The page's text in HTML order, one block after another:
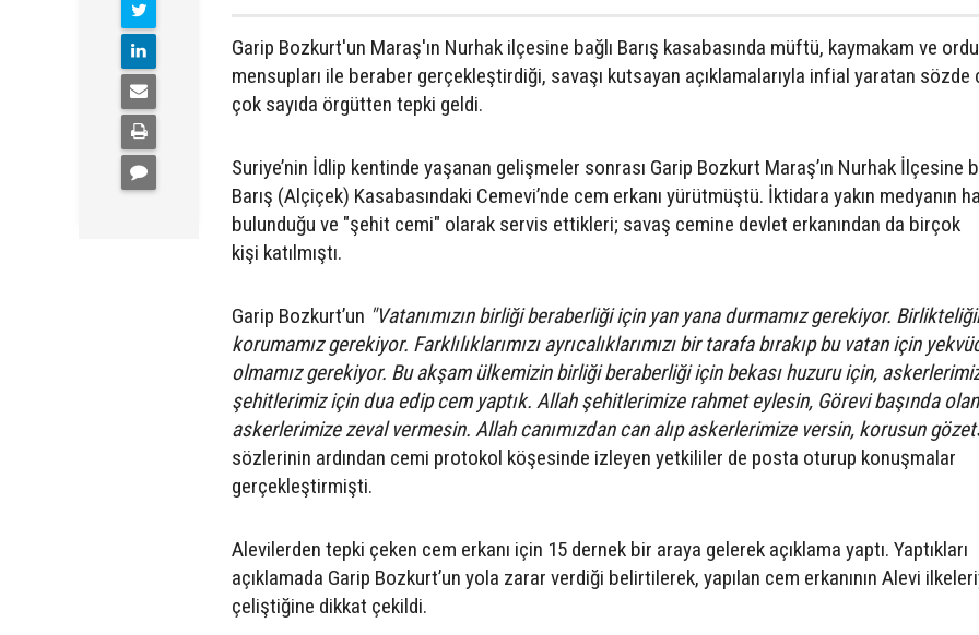
Garip Bozkurt'un Maraş'ın Nurhak ilçesine bağlı Barış kasabasında müftü, kaymakam ve ordu
mensupları ile beraber gerçekleştirdiği, savaşı kutsayan açıklamalarıyla infial yaratan sözde
çok sayıda örgütten tepki geldi.
Suriye’nin İdlip kentinde yaşanan gelişmeler sonrası Garip Bozkurt Maraş’ın Nurhak İlçesine
Barış (Alçiçek) Kasabasındaki Cemevi’nde cem erkanı yürütmüştü. İktidara yakın medyanın
bulunduğu ve "şehit cemi" olarak servis ettikleri; savaş cemine devlet erkanından da birçok
kişi katılmıştı.
Garip Bozkurt’un "Vatanımızın birliği beraberliği için yan yana durmamız gerekiyor.
korumamız gerekiyor. Farklılıklarımızı ayrıcalıklarımızı bir tarafa bırakıp bu vatan için
olmamız gerekiyor. Bu akşam ülkemizin birliği beraberliği için bekası huzuru için,
şehitlerimiz için dua edip cem yaptık. Allah şehitlerimize rahmet eylesin, Görevi başında olan
askerlerimize zeval vermesin. Allah canımızdan can alıp askerlerimize versin, korusun
sözlerinin ardından cemi protokol köşesinde izleyen yetkililer de posta oturup konuşmalar
gerçekleştirmişti.
Alevilerden tepki çeken cem erkanı için 15 dernek bir araya gelerek açıklama yaptı. Yaptıkları
açıklamada Garip Bozkurt’un yola zarar verdiği belirtilerek, yapılan cem erkanının Alevi
çeliştiğine dikkat çekildi.